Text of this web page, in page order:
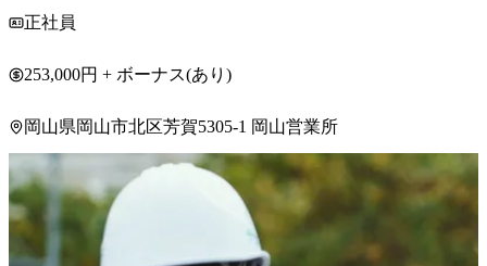
正社員
253,000円 + ボーナス(あり)
岡山県岡山市北区芳賀5305-1 岡山営業所